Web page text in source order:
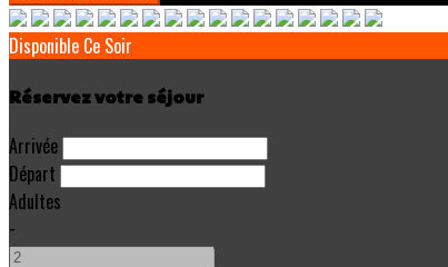
Disponible Ce Soir
Réservez votre séjour
Arrivée
Départ
Adultes
-